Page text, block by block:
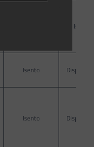
Isento
Isento
Isento